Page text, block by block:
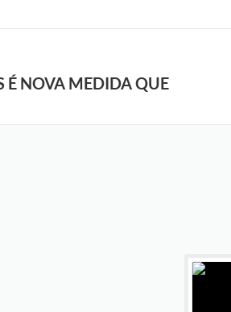
É NOVA MEDIDA QUE